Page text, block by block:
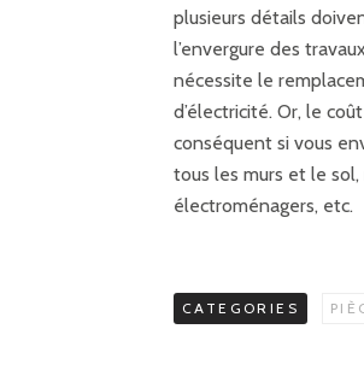
plusieurs détails
l’envergure des
nécessite le
d’électricité. Or, le
conséquent si vous
tous les murs et le
électroménagers, etc.
CATEGORIES